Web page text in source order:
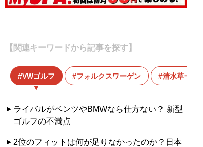
【関連キーワードから記事を探す】
VWゴルフ フォルクスワーゲン 清水草一
ライバルがベンツやBMWなら仕方ない？ 新型
ゴルフの不満点
2位のフィットは何が足りなかったのか？日本